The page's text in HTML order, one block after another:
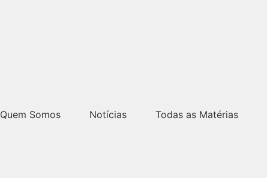
Quem Somos Notícias Todas as Matérias